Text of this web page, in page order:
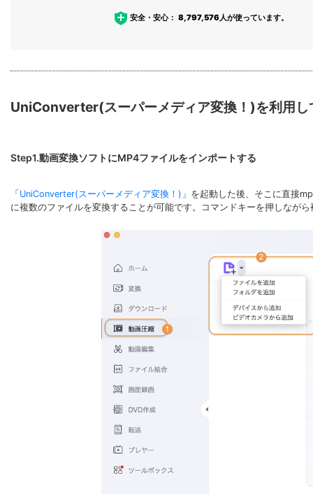
安全・安心：8,797,576人が使っています。
UniConverter(スーパーメディア変換！)を利用
Step1.動画変換ソフトにMP4ファイルをインポートする
「 UniConverter(スーパーメディア変換！) 」を起動した後、そこに直接
に複数のファイルを変換することが可能です。コマンドキーを押しなが